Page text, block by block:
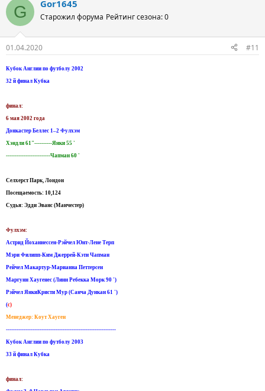
G Gor1645
Старожил форума Рейтинг сезона: 0
01.04.2020 #11
Кубок Англии по футболу 2002
32 й финал Кубка
финал:
6 мая 2002 года
Донкастер Беллес 1–2 Фулхэм
Хэндли 61"----------Янки 55 '
-------------------------Чапман 60 '
Селхерст Парк, Лондон
Посещаемость: 10,124
Судья: Эдди Эванс (Манчестер)
Фулхэм:
Астрид Йоханнессен-Рэйчел Юнт-Лене Терп
Мэри Филипп-Ким Джеррей-Кэти Чапман
Рейчел Макартур-Марианна Петтерсен
Маргунн Хаугенес (Линн Ребекка Морк 90 ')
Рэйчел ЯнкиКристи Мур (Санча Дункан 61 ')
(c)
Менеджер: Коут Хауген
--------------------------------------------------------------
Кубок Англии по футболу 2003
33 й финал Кубка
финал: